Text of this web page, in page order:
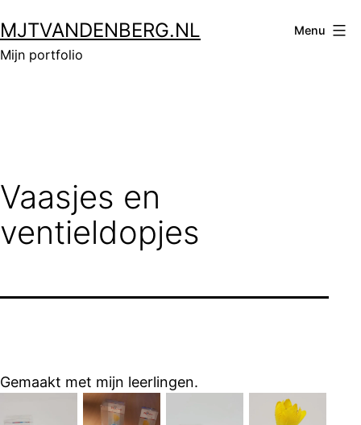
naar
de
MJTVANDENBERG.NL
Mijn portfolio
Menu
Vaasjes en
ventieldopjes
Gemaakt met mijn leerlingen.